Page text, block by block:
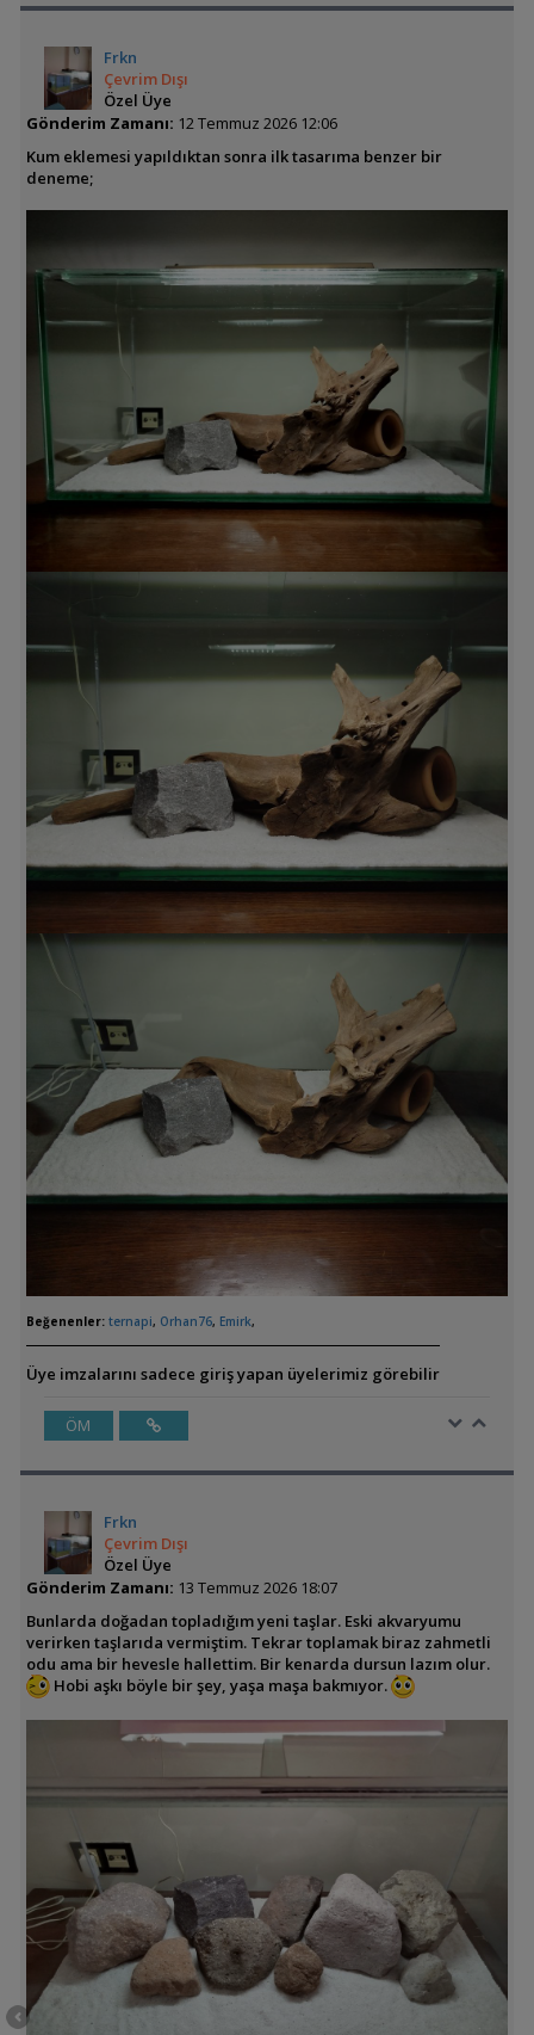
Frkn
Çevrim Dışı
Özel Üye
Gönderim Zamanı: 12 Temmuz 2026 12:06
Kum eklemesi yapıldıktan sonra ilk tasarıma benzer bir
deneme;
Beğenenler: ternapi, Orhan76, Emirk,
Üye imzalarını sadece giriş yapan üyelerimiz görebilir
ÖM
Frkn
Çevrim Dışı
Özel Üye
Gönderim Zamanı: 13 Temmuz 2026 18:07
Bunlarda doğadan topladığım yeni taşlar. Eski akvaryumu
verirken taşlarıda vermiştim. Tekrar toplamak biraz zahmetli
odu ama bir hevesle hallettim. Bir kenarda dursun lazım olur.
Hobi aşkı böyle bir şey, yaşa maşa bakmıyor.